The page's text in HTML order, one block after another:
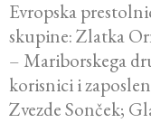
Evropska
skupine: Zlatka
– Mariborskega
korisnici i
Zvezde Sonček;